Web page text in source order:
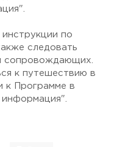
по
следовать
сопровождающих.
к путешествию в
к Программе в